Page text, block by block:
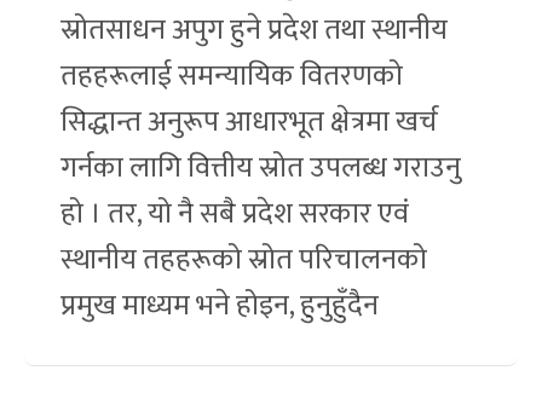
स्रोतसाधन अपुग हुने प्रदेश तथा स्थानीय
तहहरूलाई समन्यायिक वितरणको
सिद्धान्त अनुरूप आधारभूत क्षेत्रमा खर्च
गर्नका लागि वित्तीय स्रोत उपलब्ध गराउनु
हो । तर, यो नै सबै प्रदेश सरकार एवं
स्थानीय तहहरूको स्रोत परिचालनको
प्रमुख माध्यम भने होइन, हुनुहुँदैन